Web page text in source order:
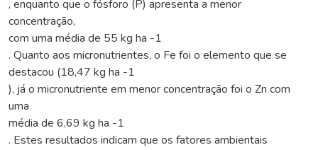
, enquanto que o fósforo (P) apresenta a menor
concentração,
com uma média de 55 kg ha -1
. Quanto aos micronutrientes, o Fe foi o elemento que se
destacou (18,47 kg ha -1
), já o micronutriente em menor concentração foi o Zn com
uma
média de 6,69 kg ha -1
. Estes resultados indicam que os fatores ambientais